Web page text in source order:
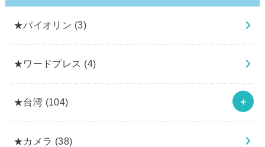
★バイオリン (3)
★ワードプレス (4)
★台湾 (104)
★カメラ (38)